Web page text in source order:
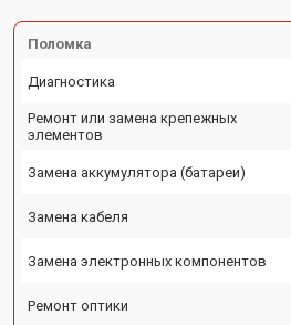
Поломка
Диагностика
Ремонт или замена крепежных
элементов
Замена аккумулятора (батареи)
Замена кабеля
Замена электронных компонентов
Ремонт оптики